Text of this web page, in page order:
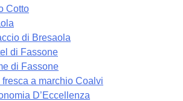
Cotto
di Bresaola
di Fassone
di Fassone
fresca a marchio Coalvi
D’Eccellenza